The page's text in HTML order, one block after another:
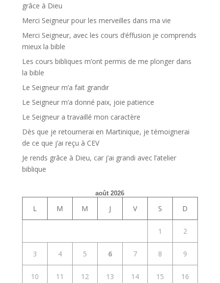
grâce à Dieu
Merci Seigneur pour les merveilles dans ma vie
Merci Seigneur, avec les cours d’éffusion je comprends
mieux la bible
Les cours bibliques m’ont permis de me plonger dans
la bible
Le Seigneur m’a fait grandir
Le Seigneur m’a donné paix, joie patience
Le Seigneur a travaillé mon caractère
Dès que je retournerai en Martinique, je témoignerai
de ce que j’ai reçu à CEV
Je rends grâce à Dieu, car j’ai grandi avec l’atelier
biblique
août 2026
L M M J V S D
1 2
3 4 5 6 7 8 9
10 11 12 13 14 15 16